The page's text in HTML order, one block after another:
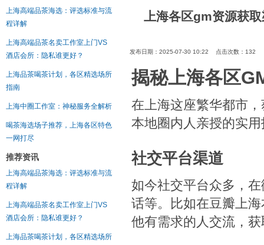
上海高端品茶海选：评选标准与流
程详解
上海高端品茶名卖工作室上门VS
酒店会所：隐私谁更好？
上海品茶喝茶计划，各区精选场所
指南
上海中圈工作室：神秘服务全解析
喝茶海选场子推荐，上海各区特色
一网打尽
推荐资讯
上海高端品茶海选：评选标准与流
程详解
上海高端品茶名卖工作室上门VS
酒店会所：隐私谁更好？
上海品茶喝茶计划，各区精选场所
上海各区gm资源获
发布日期：2025-07-30 10:22 点击次数：132
揭秘上海各区
在上海这座繁华都市
本地圈内人亲授的实
社交平台渠道
如今社交平台众多，
话等。比如在豆瓣上
他有需求的人交流，